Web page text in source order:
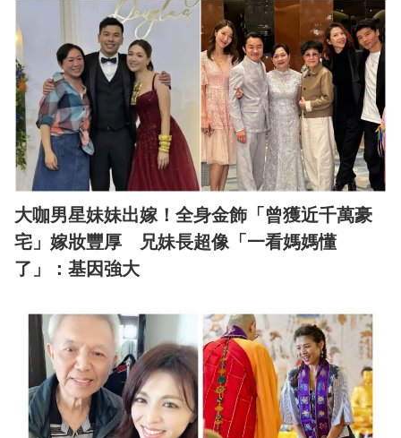
大咖男星妹妹出嫁！全身金飾「曾獲近千萬豪
宅」嫁妝豐厚 兄妹長超像「一看媽媽懂
了」：基因強大